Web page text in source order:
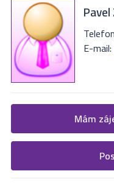
E-mail:
Žádost o
Vyplňte následující
nejbližší Vás naši
Mám
Formulář odešle nabídku